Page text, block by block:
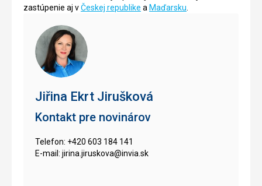
zastúpenie aj vČeskej republike a Maďarsku
Jiřina Ekrt Jirušková
Kontakt pre novinárov
Telefon: +420 603 184 141
E-mail: jirina.jiruskova@invia.sk